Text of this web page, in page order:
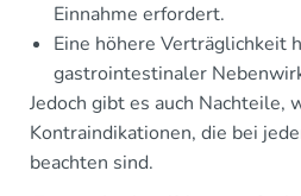
Einnahme erfordert.
Eine höhere Verträglichkeit
gastrointestinaler
Jedoch gibt es auch Nachteile,
Kontraindikationen, die bei
beachten sind.